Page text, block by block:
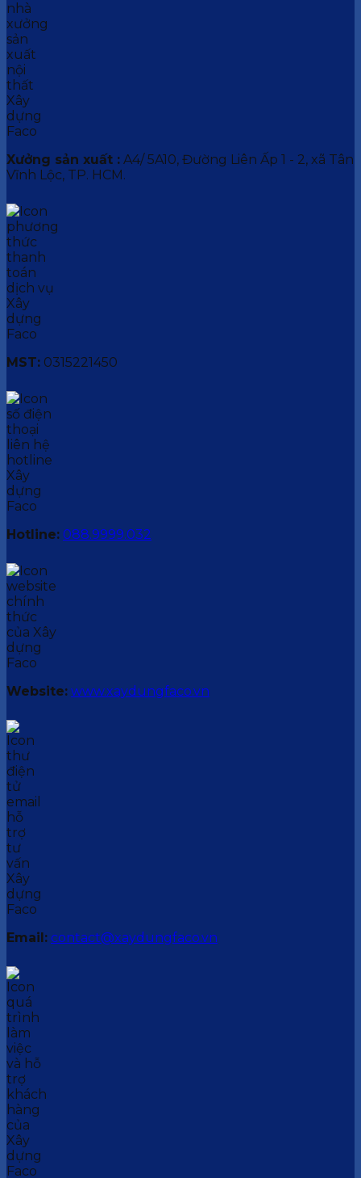
Xưởng sản xuất : A4/ 5A10, Đường Liên Ấp 1 - 2, xã Tân
Vĩnh Lộc, TP. HCM.
MST: 0315221450
Hotline: 088.9999.032
Website: www.xaydungfaco.vn
Email: contact@xaydungfaco.vn